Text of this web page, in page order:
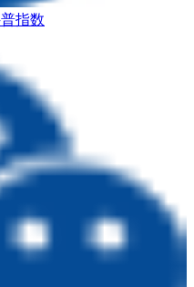
指数